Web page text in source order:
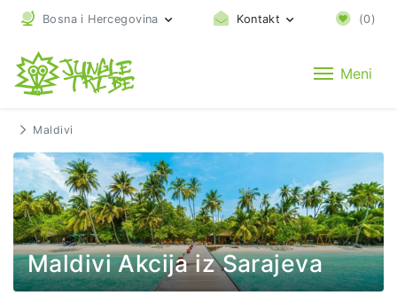
Bosna i Hercegovina Kontakt (0)
Meni
Maldivi
Maldivi Akcija iz Sarajeva